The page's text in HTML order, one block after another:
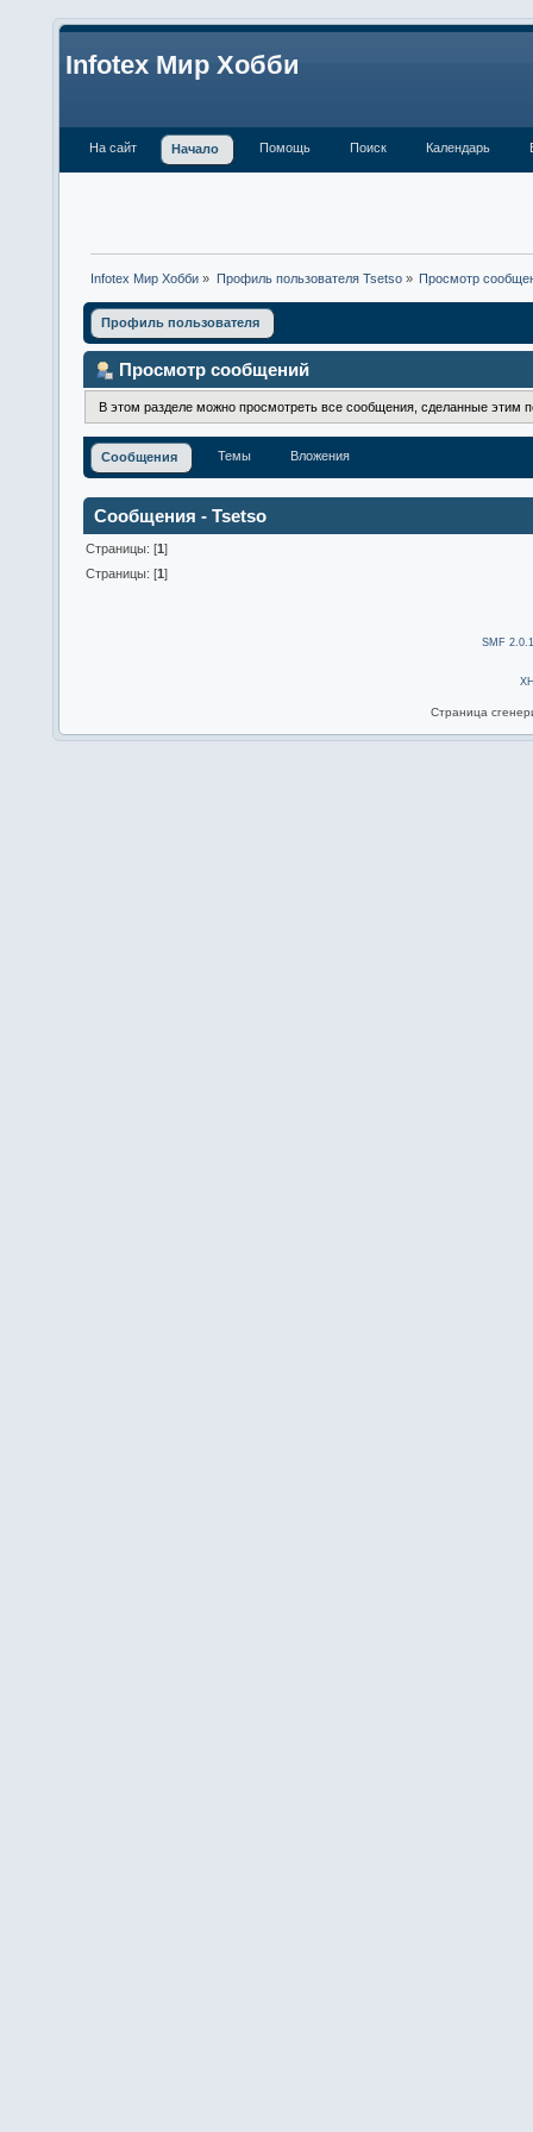
Infotex Мир Хобби
На сайт Начало Помощь Поиск Календарь
Infotex Мир Хобби » Профиль пользователя Tsetso» Просмотр
Профиль пользователя
Просмотр сообщений
В этом разделе можно просмотреть все сообщения, сделанные этим
Сообщения Темы Вложения
Сообщения - Tsetso
Страницы: [1]
Страницы: [1]
SMF
Страница